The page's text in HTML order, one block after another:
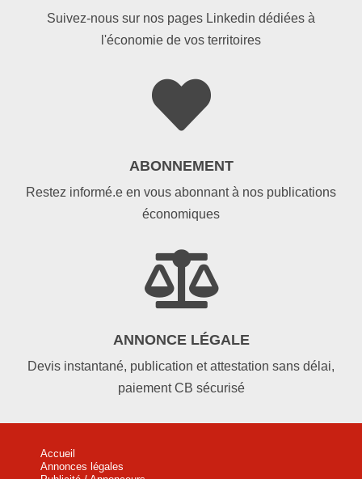
Suivez-nous sur nos pages Linkedin dédiées à
l'économie de vos territoires

ABONNEMENT
Restez informé.e en vous abonnant à nos publications
économiques

ANNONCE LÉGALE
Devis instantané, publication et attestation sans délai,
paiement CB sécurisé
Accueil
Annonces légales